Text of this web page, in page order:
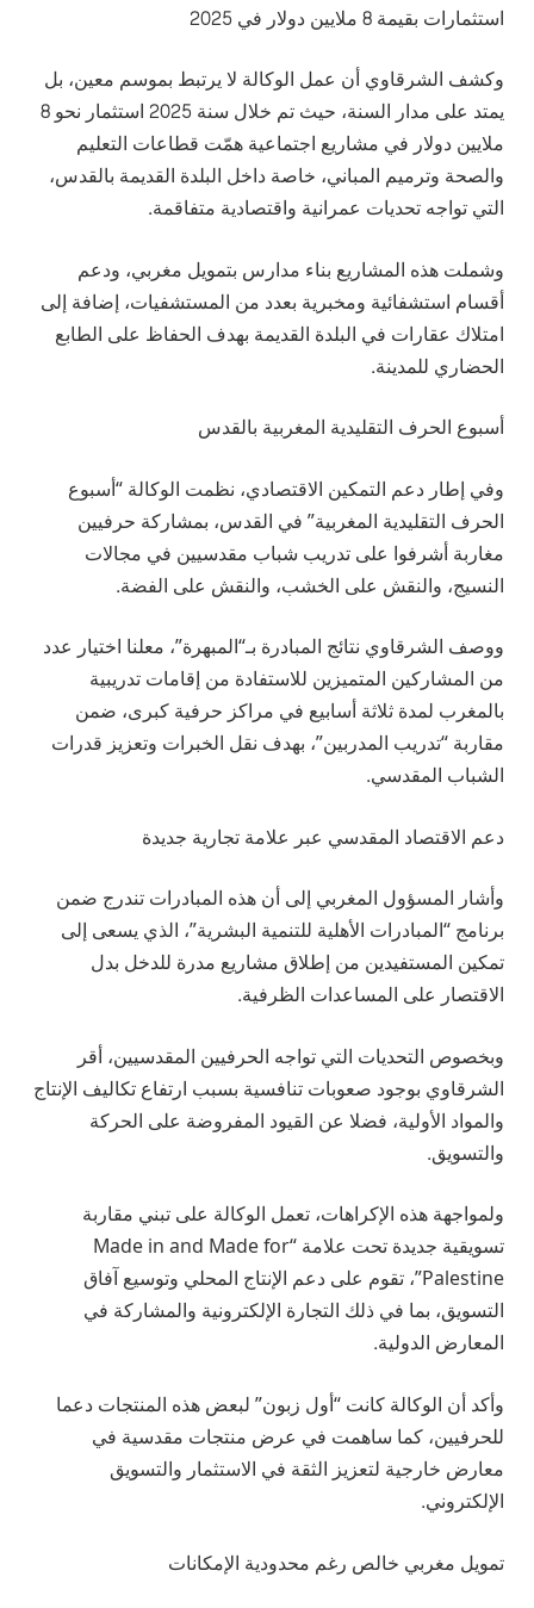
استثمارات بقيمة 8 ملايين دولار في 2025
وكشف الشرقاوي أن عمل الوكالة لا يرتبط بموسم معين، بل
يمتد على مدار السنة، حيث تم خلال سنة 2025 استثمار نحو 8
ملايين دولار في مشاريع اجتماعية همّت قطاعات التعليم
والصحة وترميم المباني، خاصة داخل البلدة القديمة بالقدس،
التي تواجه تحديات عمرانية واقتصادية متفاقمة.
وشملت هذه المشاريع بناء مدارس بتمويل مغربي، ودعم
أقسام استشفائية ومخبرية بعدد من المستشفيات، إضافة إلى
امتلاك عقارات في البلدة القديمة بهدف الحفاظ على الطابع
الحضاري للمدينة.
أسبوع الحرف التقليدية المغربية بالقدس
وفي إطار دعم التمكين الاقتصادي، نظمت الوكالة “أسبوع
الحرف التقليدية المغربية” في القدس، بمشاركة حرفيين
مغاربة أشرفوا على تدريب شباب مقدسيين في مجالات
النسيج، والنقش على الخشب، والنقش على الفضة.
ووصف الشرقاوي نتائج المبادرة بـ“المبهرة”، معلنا اختيار عدد
من المشاركين المتميزين للاستفادة من إقامات تدريبية
بالمغرب لمدة ثلاثة أسابيع في مراكز حرفية كبرى، ضمن
مقاربة “تدريب المدربين”، بهدف نقل الخبرات وتعزيز قدرات
الشباب المقدسي.
دعم الاقتصاد المقدسي عبر علامة تجارية جديدة
وأشار المسؤول المغربي إلى أن هذه المبادرات تندرج ضمن
برنامج “المبادرات الأهلية للتنمية البشرية”، الذي يسعى إلى
تمكين المستفيدين من إطلاق مشاريع مدرة للدخل بدل
الاقتصار على المساعدات الظرفية.
وبخصوص التحديات التي تواجه الحرفيين المقدسيين، أقر
الشرقاوي بوجود صعوبات تنافسية بسبب ارتفاع تكاليف الإنتاج
والمواد الأولية، فضلا عن القيود المفروضة على الحركة
والتسويق.
ولمواجهة هذه الإكراهات، تعمل الوكالة على تبني مقاربة
تسويقية جديدة تحت علامة “Made in and Made for
Palestine”، تقوم على دعم الإنتاج المحلي وتوسيع آفاق
التسويق، بما في ذلك التجارة الإلكترونية والمشاركة في
المعارض الدولية.
وأكد أن الوكالة كانت “أول زبون” لبعض هذه المنتجات دعما
للحرفيين، كما ساهمت في عرض منتجات مقدسية في
معارض خارجية لتعزيز الثقة في الاستثمار والتسويق
الإلكتروني.
تمويل مغربي خالص رغم محدودية الإمكانات